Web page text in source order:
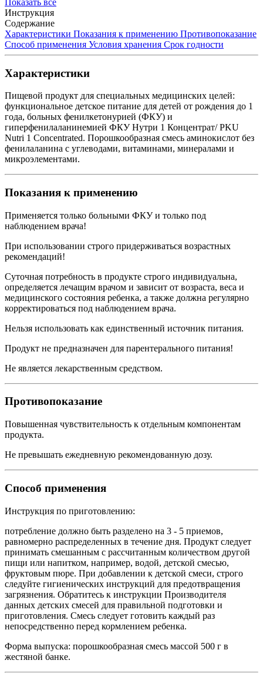
Инструкция
Содержание
Характеристики Показания к применению Противопоказание
Способ применения Условия хранения Срок годности
Характеристики
Пищевой продукт для специальных медицинских целей:
функциональное детское питание для детей от рождения до 1
года, больных фенилкетонурией (ФКУ) и
гиперфенилаланинемией ФКУ Нутри 1 Концентрат/ PKU
Nutri 1 Concentrated. Порошкообразная смесь аминокислот без
фенилаланина с углеводами, витаминами, минералами и
микроэлементами.
Показания к применению
Применяется только больными ФКУ и только под
наблюдением врача!
При использовании строго придерживаться возрастных
рекомендаций!
Суточная потребность в продукте строго индивидуальна,
определяется лечащим врачом и зависит от возраста, веса и
медицинского состояния ребенка, а также должна регулярно
корректироваться под наблюдением врача.
Нельзя использовать как единственный источник питания.
Продукт не предназначен для парентерального питания!
Не является лекарственным средством.
Противопоказание
Повышенная чувствительность к отдельным компонентам
продукта.
Не превышать ежедневную рекомендованную дозу.
Способ применения
Инструкция по приготовлению:
потребление должно быть разделено на 3 - 5 приемов,
равномерно распределенных в течение дня. Продукт следует
принимать смешанным с рассчитанным количеством другой
пищи или напитком, например, водой, детской смесью,
фруктовым пюре. При добавлении к детской смеси, строго
следуйте гигиенических инструкций для предотвращения
загрязнения. Обратитесь к инструкции Производителя
данных детских смесей для правильной подготовки и
приготовления. Смесь следует готовить каждый раз
непосредственно перед кормлением ребенка.
Форма выпуска: порошкообразная смесь массой 500 г в
жестяной банке.